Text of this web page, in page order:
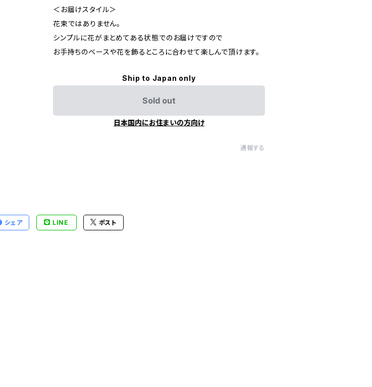
＜お届けスタイル＞
花束ではありません。
シンプルに花がまとめてある状態でのお届けですので
お手持ちのベースや花を飾るところに合わせて楽しんで頂けます。
Ship to Japan only
Sold out
日本国内にお住まいの方向け
通報する
シェア LINE ポスト